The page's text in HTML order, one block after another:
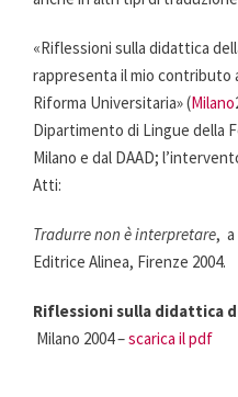
«Riflessioni sulla didattica
rappresenta il mio contributo
Riforma Universitaria» (Milano
Dipartimento di Lingue della
Milano e dal DAAD;
Atti:
Tradurre non è interpretare, a
Editrice Alinea, Firenze 2004.
Riflessioni sulla didattica
Milano 2004 –scarica il pdf